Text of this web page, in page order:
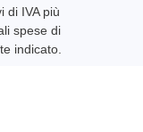
di IVA più
spese di
indicato.